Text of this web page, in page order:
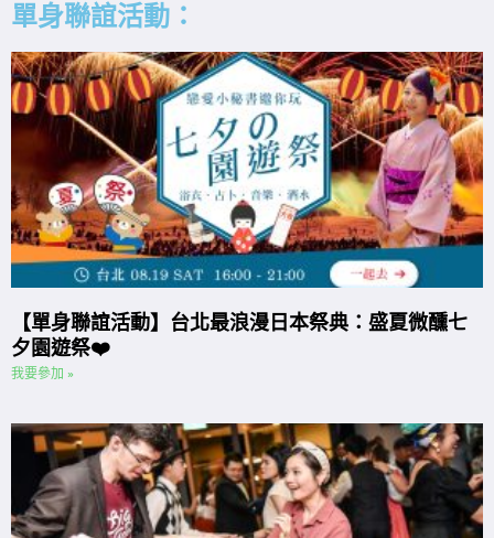
單身聯誼活動：
【單身聯誼活動】台北最浪漫日本祭典：盛夏微醺七
夕園遊祭❤️
我要參加 »